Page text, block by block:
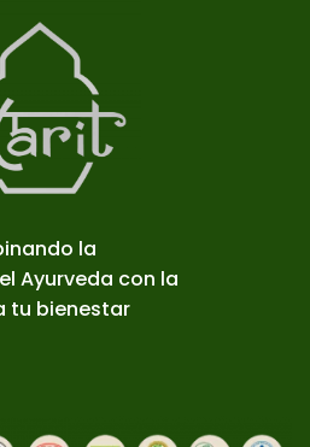
la
Ayurveda con la
tu bienestar